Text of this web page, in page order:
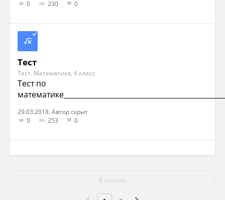
0 230 0
Тест
Тест. Математика, 4 класс
Тест по
29.03.2018. Автор скрыт
0
253 0
В начало